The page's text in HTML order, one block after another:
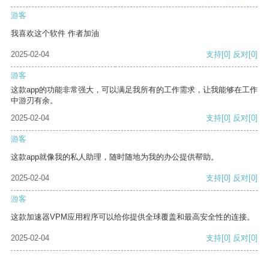
游客
我喜欢这个软件 作者加油
2025-02-04 支持[0] 反对[0]
游客
这款app的功能非常强大，可以满足我所有的工作需求，让我能够在工作
中游刃有余。
2025-02-04
支持[0] 反对[0]
游客
这款app就像我的私人助理，随时随地为我的办公提供帮助。
2025-02-04 支持[0] 反对[0]
游客
这款加速器VPM应用程序可以给你提供全球覆盖和最高安全性的连接。
2025-02-04 支持[0] 反对[0]